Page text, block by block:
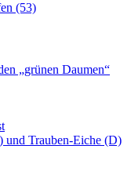
(53)
„grünen Daumen“
und Trauben-Eiche (D)